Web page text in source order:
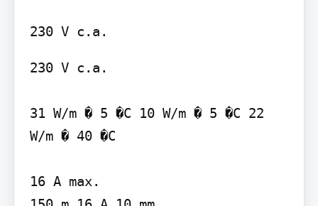
230 V c.a.
31 W/m � 5 �C 10 W/m � 5 �C 22
W/m � 40 �C
16 A max.